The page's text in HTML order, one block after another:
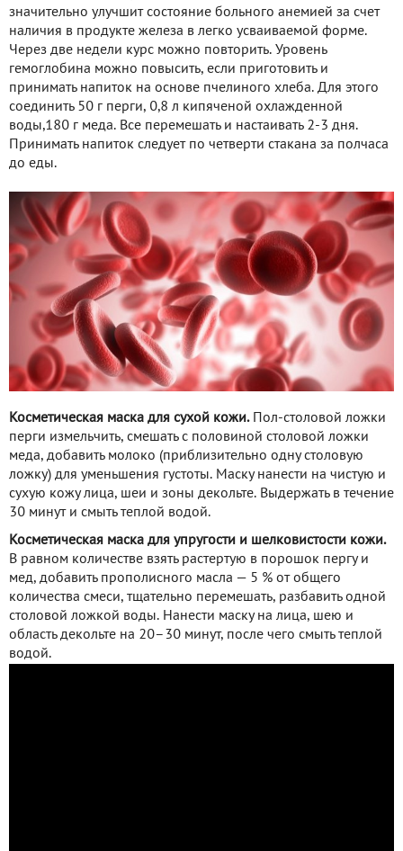
значительно улучшит состояние больного анемией за счет
наличия в продукте железа в легко усваиваемой форме.
Через две недели курс можно повторить. Уровень
гемоглобина можно повысить, если приготовить и
принимать напиток на основе пчелиного хлеба. Для этого
соединить 50 г перги, 0,8 л кипяченой охлажденной
воды,180 г меда. Все перемешать и настаивать 2-3 дня.
Принимать напиток следует по четверти стакана за полчаса
до еды.
Косметическая маска для сухой кожи.Пол-столовой ложки
перги измельчить, смешать с половиной столовой ложки
меда, добавить молоко (приблизительно одну столовую
ложку) для уменьшения густоты. Маску нанести на чистую и
сухую кожу лица, шеи и зоны декольте. Выдержать в течение
30 минут и смыть теплой водой.
Косметическая маска для упругости и шелковистости кожи.
В равном количестве взять растертую в порошок пергу и
мед, добавить прополисного масла — 5 % от общего
количества смеси, тщательно перемешать, разбавить одной
столовой ложкой воды. Нанести маску на лица, шею и
область декольте на 20–30 минут, после чего смыть теплой
водой.